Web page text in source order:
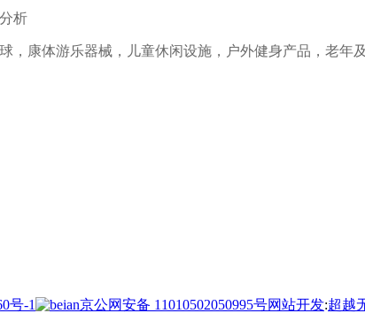
析
，康体游乐器械，儿童休闲设施，户外健身产品，老年
号-1 京公网安备 11010502050995号网站开发:超越